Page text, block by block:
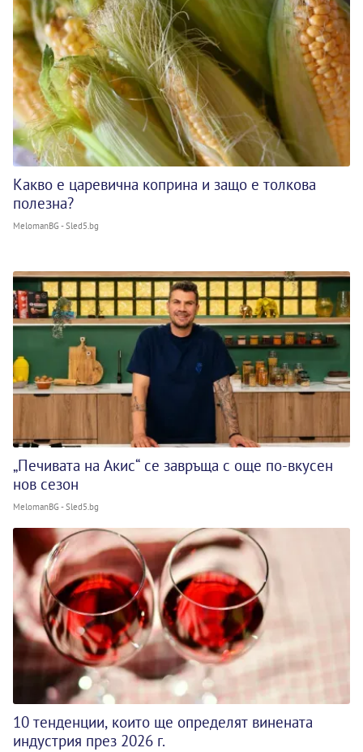
Какво е царевична коприна и защо е толкова
полезна?
MelomanBG - Sled5.bg
„Печивата на Акис“ се завръща с още по-вкусен
нов сезон
MelomanBG - Sled5.bg
10 тенденции, които ще определят винената
индустрия през 2026 г.